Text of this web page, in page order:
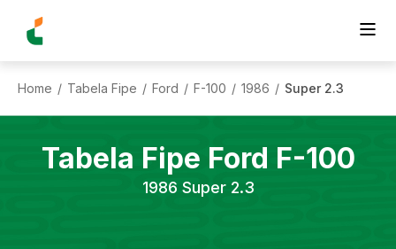
Home / Tabela Fipe / Ford / F-100 / 1986 / Super 2.3
Tabela Fipe Ford F-100
1986 Super 2.3